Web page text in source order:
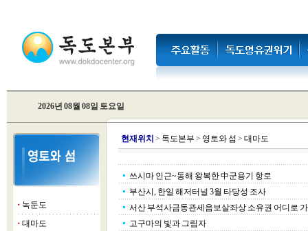
2026년 08월 08일 토요일
■ 녹둔도
■ 대마도
현재위치 > 독도본부 > 영토와 섬 > 대마도
쓰시마 인근~동해 왕복한 中군용기 항로
부산시, 한일 해저터널 3월 타당성 조사
서산 부석사금동관세음보살좌상 소유권 어디로
고구마의 빛과 그림자